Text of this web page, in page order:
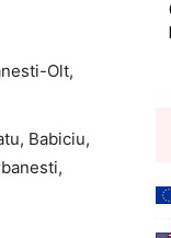
Olt,
Babiciu,